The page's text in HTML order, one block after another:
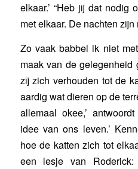
elkaar.’ “Heb jij dat nodig
met elkaar. De nachten
Zo vaak babbel ik niet
maak van de
zij zich verhouden tot de
aardig wat dieren op de
allemaal okee,’
idee van ons leven.’
hoe de katten zich tot
een lesje van